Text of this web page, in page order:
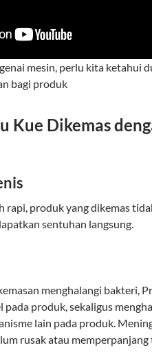
mesin, perlu kita ketahui
bagi produk
Kue Dikemas
rapi, produk yang dikemas
sentuhan langsung.
menghalangi bakteri,
produk, sekaligus
lain pada produk.
rusak atau memperpanjang